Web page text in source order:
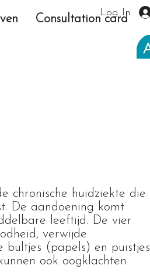
Consultation card
Log In
chronische huidziekte die
De aandoening komt
leeftijd. De vier
verwijde
bultjes (papels) en puistjes
ook oogklachten